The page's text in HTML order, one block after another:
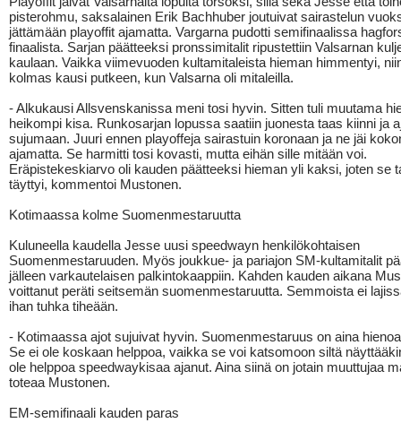
pisterohmu, saksalainen Erik Bachhuber joutuivat sairastelun
jättämään playoffit ajamatta. Vargarna pudotti semifinaalissa
finaalista. Sarjan päätteeksi pronssimitalit ripustettiin Valsarnan
kaulaan. Vaikka viimevuoden kultamitaleista hieman himmentyi,
kolmas kausi putkeen, kun Valsarna oli mitaleilla.
- Alkukausi Allsvenskanissa meni tosi hyvin. Sitten tuli muutama
heikompi kisa. Runkosarjan lopussa saatiin juonesta taas kiinni ja
sujumaan. Juuri ennen playoffeja sairastuin koronaan ja ne jäi
ajamatta. Se harmitti tosi kovasti, mutta eihän sille mitään voi.
Eräpistekeskiarvo oli kauden päätteeksi hieman yli kaksi, joten se
täyttyi, kommentoi Mustonen.
Kotimaassa kolme Suomenmestaruutta
Kuluneella kaudella Jesse uusi speedwayn henkilökohtaisen
Suomenmestaruuden. Myös joukkue- ja pariajon SM-kultamitalit
jälleen varkautelaisen palkintokaappiin. Kahden kauden aikana
voittanut peräti seitsemän suomenmestaruutta. Semmoista ei
ihan tuhka tiheään.
- Kotimaassa ajot sujuivat hyvin. Suomenmestaruus on aina
Se ei ole koskaan helppoa, vaikka se voi katsomoon siltä
ole helppoa speedwaykisaa ajanut. Aina siinä on jotain muuttujaa
toteaa Mustonen.
EM-semifinaali kauden paras